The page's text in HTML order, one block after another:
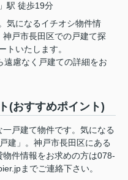
」駅 徒歩19分
気になるイチオシ物件情
戸市長田区での戸建て探
トいたします。
慮なく戸建ての詳細をお
(おすすめポイント)
戸建て物件です。気になる
建」。神戸市長田区にある
件情報をお求めの方は078-
までご連絡下さい。